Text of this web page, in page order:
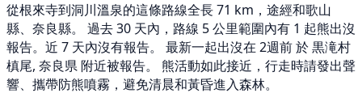
從根來寺到洞川溫泉的這條路線全長 71 km，途經和歌山
縣、奈良縣。 過去 30 天內，路線 5 公里範圍內有 1 起熊出沒
報告。近 7 天內沒有報告。 最新一起出沒在 2週前 於 黒滝村
槙尾, 奈良県 附近被報告。 熊活動如此接近，行走時請發出聲
響、攜帶防熊噴霧，避免清晨和黃昏進入森林。